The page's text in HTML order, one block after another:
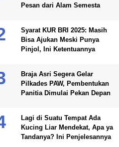
Pesan dari Alam Semesta
Syarat KUR BRI 2025: Masih
Bisa Ajukan Meski Punya
Pinjol, Ini Ketentuannya
Braja Asri Segera Gelar
Pilkades PAW, Pembentukan
Panitia Dimulai Pekan Depan
Lagi di Suatu Tempat Ada
Kucing Liar Mendekat, Apa ya
Tandanya? Ini Penjelesannya